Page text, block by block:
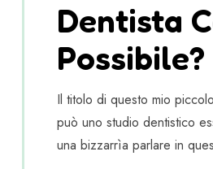
Dentista
Possibile?
Il titolo di questo mio
può uno studio dentistico
una bizzarrìa parlare in